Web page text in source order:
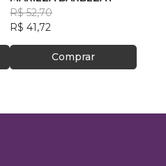
R$ 52,70
R$ 41,72
Comprar